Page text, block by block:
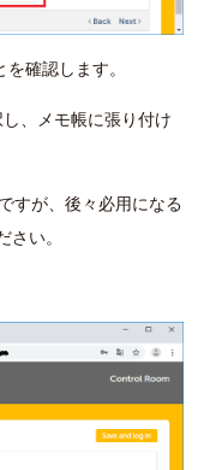
確認します。
、メモ帳に張り付け
すが、後々必用になる
い。